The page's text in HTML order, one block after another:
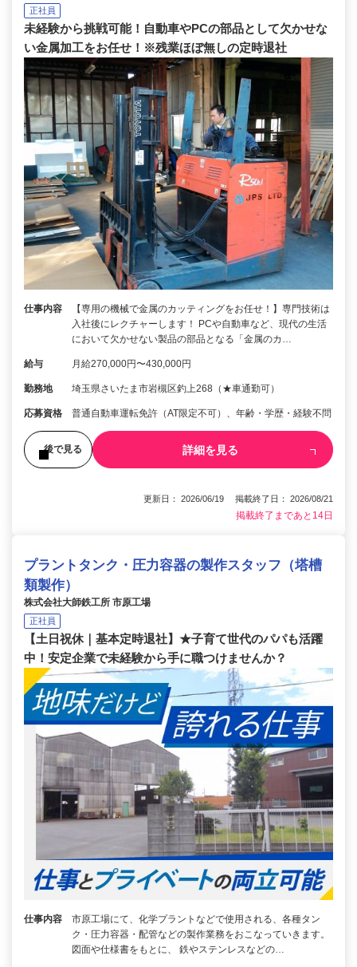
正社員
未経験から挑戦可能！自動車やPCの部品として欠かせな
い金属加工をお任せ！※残業ほぼ無しの定時退社
仕事内容
【専用の機械で金属のカッティングをお任せ！】専門技術は
入社後にレクチャーします！ PCや自動車など、現代の生活
において欠かせない製品の部品となる「金属のカ…
給与 月給270,000円〜430,000円
勤務地 埼玉県さいたま市岩槻区釣上268（★車通勤可）
応募資格 普通自動車運転免許（AT限定不可）、年齢・学歴・経験不問
後で見る 詳細を見る
更新日： 2026/06/19 掲載終了日： 2026/08/21
掲載終了まであと14日
プラントタンク・圧力容器の製作スタッフ（塔槽
類製作）
株式会社大師鉄工所 市原工場
正社員
【土日祝休｜基本定時退社】★子育て世代のパパも活躍
中！安定企業で未経験から手に職つけませんか？
仕事内容
市原工場にて、化学プラントなどで使用される、各種タン
ク・圧力容器・配管などの製作業務をおこなっていきます。
図面や仕様書をもとに、 鉄やステンレスなどの…